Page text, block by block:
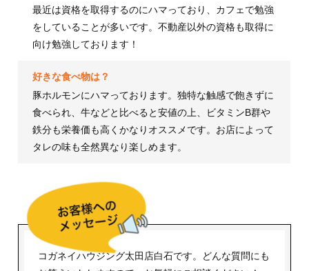
最近は資格を取得するのにハマっており、カフェで勉強
をしていることが多いです。不動産以外の資格も取得に
向け勉強しております！
好きな食べ物は？
豚ホルモンにハマっております。独特な触感で飽きずに
食べられ、牛などと比べると安値の上、ビタミンB群や
鉄分も栄養価も高くかなりオススメです。お店によって
タレの味も全然異なり楽しめます。
コガネイハウジング太田店白石です。どんな質問にも